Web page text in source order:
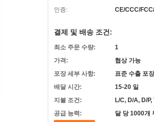
인증:
CE/CCC/
결제 및 배송 조건:
최소 주문 수량:
1
가격:
협상 가능
포장 세부 사항:
표준 수출 포
배달 시간:
15-20 일
지불 조건:
L/C, D/A, D/
공급 능력:
달 당 1000개